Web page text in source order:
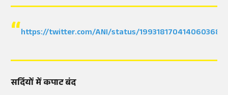
https://twitter.com/ANI/status/1993181704140603688
सर्दियों में कपाट बंद